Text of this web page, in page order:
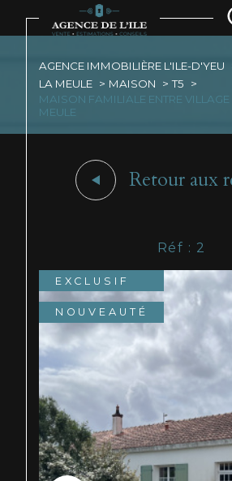
AGENCE IMMOBILIÈRE L'ILE-D'YEU
LA MEULE
MAISON
T5
MAISON FAMILIALE ENTRE VILLAGE
MEULE
Retour aux
Réf : 2
EXCLUSIF
NOUVEAUTÉ